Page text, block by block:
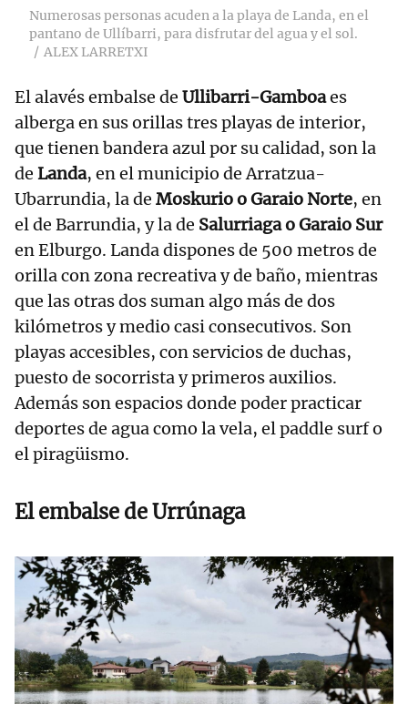
Numerosas personas acuden a la playa de Landa, en el
pantano de Ullíbarri, para disfrutar del agua y el sol.
ALEX LARRETXI
El alavés embalse de Ullibarri-Gamboaes
alberga en sus orillas tres playas de interior,
que tienen bandera azul por su calidad, son la
de Landa, en el municipio de Arratzua-
Ubarrundia, la de Moskurio o Garaio Norte, en
el de Barrundia, y la de Salurriaga o Garaio Sur
en Elburgo. Landa dispones de 500 metros de
orilla con zona recreativa y de baño, mientras
que las otras dos suman algo más de dos
kilómetros y medio casi consecutivos. Son
playas accesibles, con servicios de duchas,
puesto de socorrista y primeros auxilios.
Además son espacios donde poder practicar
deportes de agua como la vela, el paddle surf o
el piragüismo.
El embalse de Urrúnaga